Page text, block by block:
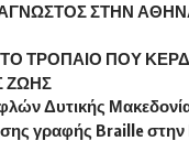
ΣΤΗΝ
ΤΟ ΤΡΟΠΑΙΟ ΠΟΥ
ΖΩΗΣ
Δυτικής
γραφής Braille στην